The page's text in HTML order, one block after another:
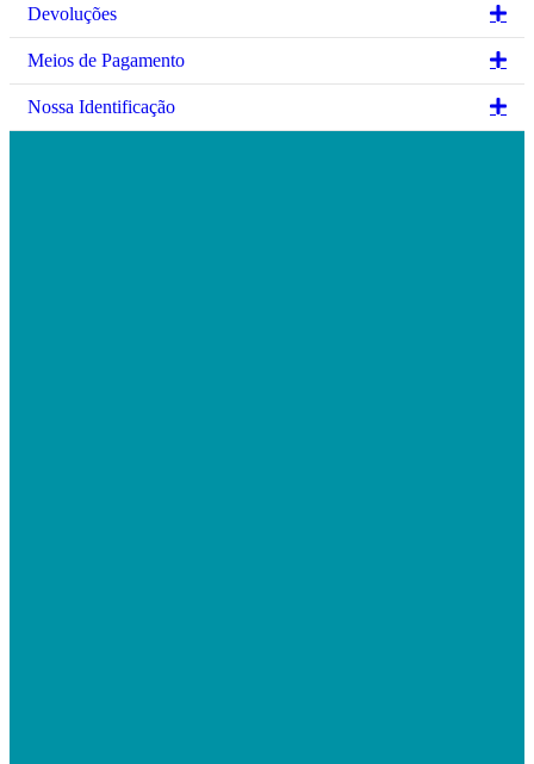
Devoluções
Meios de Pagamento
Nossa Identificação